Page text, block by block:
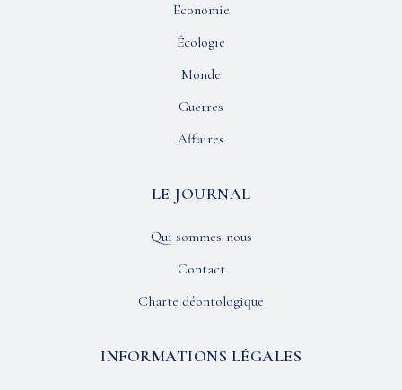
Économie
Écologie
Monde
Guerres
Affaires
LE JOURNAL
Qui sommes-nous
Contact
Charte déontologique
INFORMATIONS LÉGALES